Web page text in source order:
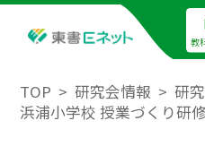
教
TOP 研究会情報
研
浜浦小学校 授業づくり研